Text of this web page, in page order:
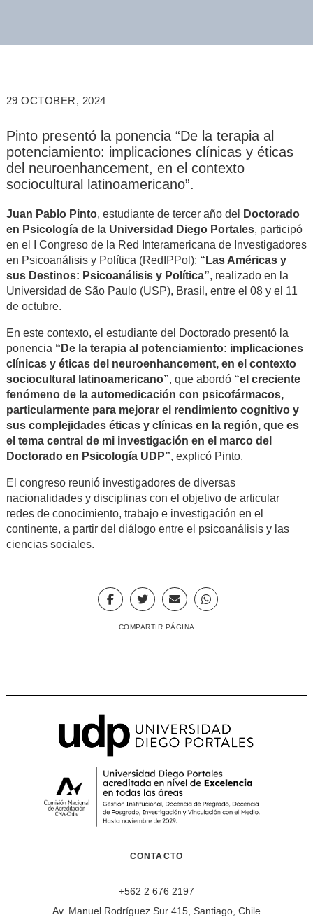
29 OCTOBER, 2024
Pinto presentó la ponencia “De la terapia al
potenciamiento: implicaciones clínicas y éticas
del neuroenhancement, en el contexto
sociocultural latinoamericano”.
Juan Pablo Pinto, estudiante de tercer año del
Doctorado
en Psicología de la Universidad Diego Portales, participó
en el I Congreso de la Red Interamericana de Investigadores
en Psicoanálisis y Política (RedIPPol): “Las Américas y
sus Destinos: Psicoanálisis y Política”, realizado en la
Universidad de São Paulo (USP), Brasil, entre el 08 y el 11
de octubre.
En este contexto, el estudiante del Doctorado presentó la
ponencia “De la terapia al potenciamiento: implicaciones
clínicas y éticas del neuroenhancement, en el contexto
sociocultural latinoamericano”, que abordó“el creciente
fenómeno de la automedicación con psicofármacos,
particularmente para mejorar el rendimiento cognitivo y
sus complejidades éticas y clínicas en la región, que es
el tema central de mi investigación en el marco del
Doctorado en Psicología UDP”, explicó Pinto.
El congreso reunió investigadores de diversas
nacionalidades y disciplinas con el objetivo de articular
redes de conocimiento, trabajo e investigación en el
continente, a partir del diálogo entre el psicoanálisis y las
ciencias sociales.
COMPARTIR PÁGINA
CONTACTO
+562 2 676 2197
Av. Manuel Rodríguez Sur 415, Santiago, Chile